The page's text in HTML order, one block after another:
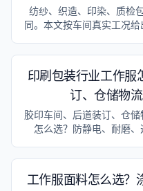
纺纱、织造、印染、质检
同。本文按车间真实工况给
印刷包装行业工作服
订、仓储物
胶印车间、后道装订、仓
怎么选？防静电、耐磨、
工作服面料怎么选？